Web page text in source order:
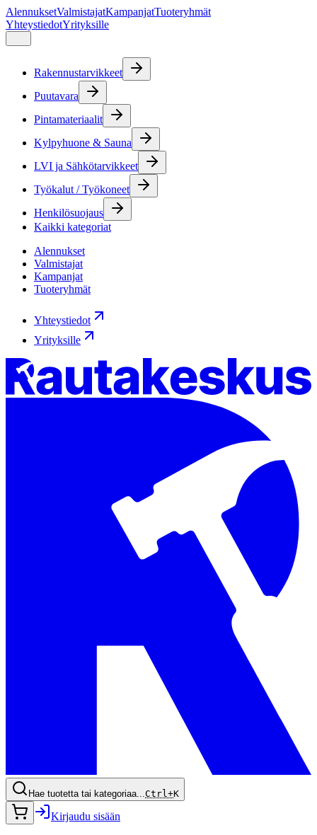
AlennuksetValmistajatKampanjatTuoteryhmät
YhteystiedotYrityksille
Rakennustarvikkeet
Puutavara
Pintamateriaalit
Kylpyhuone & Sauna
LVI ja Sähkötarvikkeet
Työkalut / Työkoneet
Henkilösuojaus
Kaikki kategoriat
Alennukset
Valmistajat
Kampanjat
Tuoteryhmät
Yhteystiedot
Yrityksille
Hae tuotetta tai kategoriaa...Ctrl+K
Kirjaudu sisään